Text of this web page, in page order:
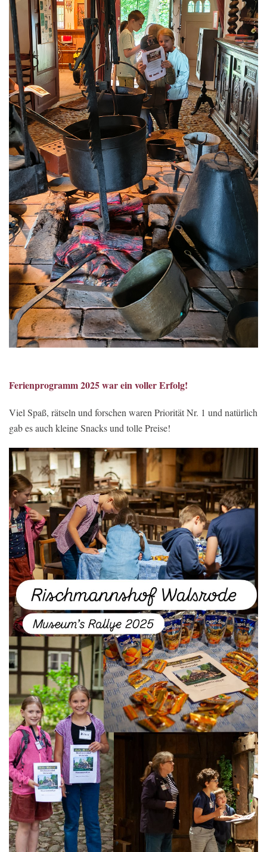
Ferienprogramm 2025 war ein voller Erfolg!
Viel Spaß, rätseln und forschen waren Priorität Nr. 1 und natürlich
gab es auch kleine Snacks und tolle Preise!